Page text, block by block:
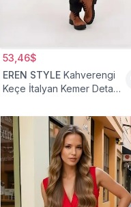
53,46$
EREN STYLE Kahverengi
Keçe İtalyan Kemer Detaylı